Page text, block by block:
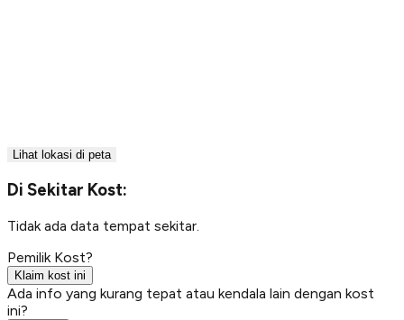
Lihat lokasi di peta
Di Sekitar Kost:
Tidak ada data tempat sekitar.
Pemilik Kost?
Klaim kost ini
Ada info yang kurang tepat atau kendala lain dengan kost
ini?